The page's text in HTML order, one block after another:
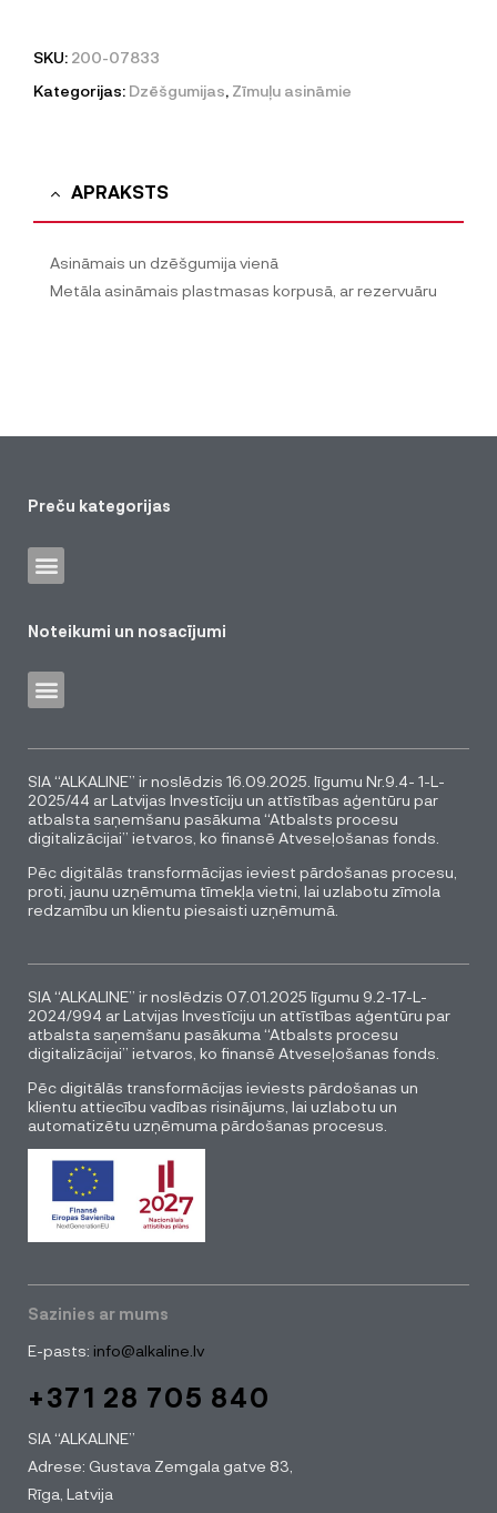
SKU: 200-07833
Kategorijas: Dzēšgumijas, Zīmuļu asināmie
APRAKSTS
Asināmais un dzēšgumija vienā
Metāla asināmais plastmasas korpusā, ar rezervuāru
Preču kategorijas
Noteikumi un nosacījumi
SIA “ALKALINE” ir noslēdzis 16.09.2025. līgumu Nr.9.4- 1-L-
2025/44 ar Latvijas Investīciju un attīstības aģentūru par
atbalsta saņemšanu pasākuma “Atbalsts procesu
digitalizācijai” ietvaros, ko finansē Atveseļošanas fonds.
Pēc digitālās transformācijas ieviest pārdošanas procesu,
proti, jaunu uzņēmuma tīmekļa vietni, lai uzlabotu zīmola
redzamību un klientu piesaisti uzņēmumā.
SIA “ALKALINE” ir noslēdzis 07.01.2025 līgumu 9.2-17-L-
2024/994 ar Latvijas Investīciju un attīstības aģentūru par
atbalsta saņemšanu pasākuma “Atbalsts procesu
digitalizācijai” ietvaros, ko finansē Atveseļošanas fonds.
Pēc digitālās transformācijas ieviests pārdošanas un
klientu attiecību vadības risinājums, lai uzlabotu un
automatizētu uzņēmuma pārdošanas procesus.
Sazinies ar mums
E-pasts: info@alkaline.lv
+371 28 705 840
SIA “ALKALINE”
Adrese: Gustava Zemgala gatve 83,
Rīga, Latvija